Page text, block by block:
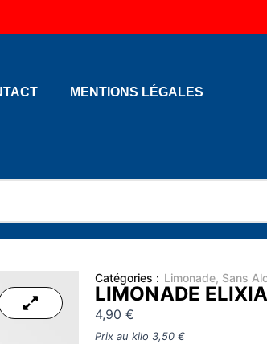
MENTIONS LÉGALES
Catégories : Limonade, Sans
LIMONADE
4,90 €
Prix au kilo 3,50 €